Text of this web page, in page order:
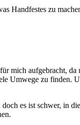
Handfestes zu
mich aufgebracht,
Umwege zu finden.
es ist schwer, in